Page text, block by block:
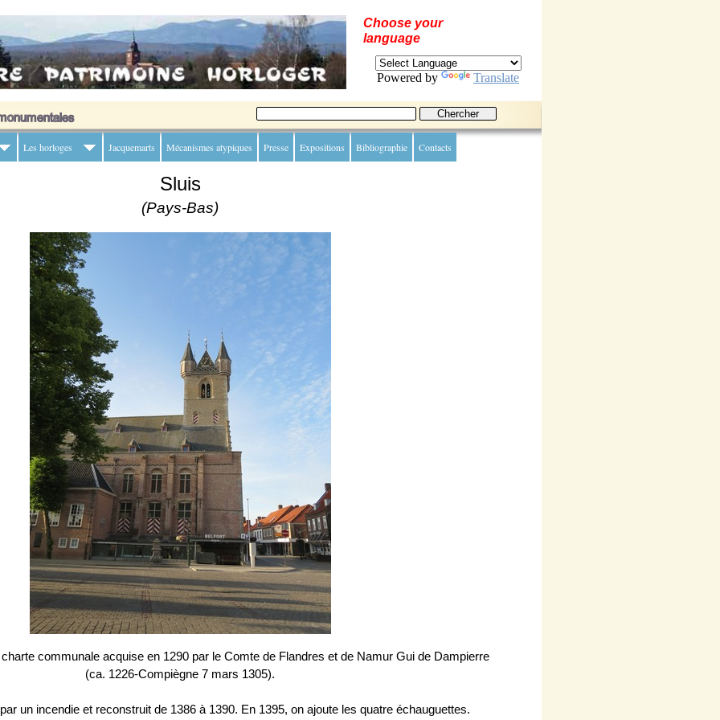
Les horloges Jacquemarts Mécanismes atypiques Presse Expositions Bibliographie Contacts
Powered by Translate
Choose your
language
Sluis
(Pays-Bas)
communale acquise en 1290 par le Comte de Flandres et de Namur Gui de Dampierre
(ca. 1226-Compiègne 7 mars 1305).
un incendie et reconstruit de 1386 à 1390. En 1395, on ajoute les quatre échauguettes.